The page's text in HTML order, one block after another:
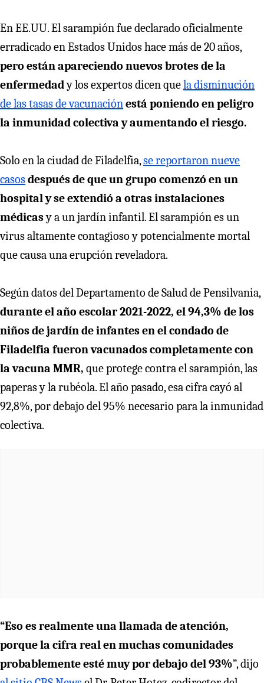
En EE.UU. El sarampión fue declarado oficialmente
erradicado en Estados Unidos hace más de 20 años,
pero están apareciendo nuevos brotes de la
enfermedady los expertos dicen quela disminución
de las tasas de vacunación está poniendo en peligro
la inmunidad colectiva y aumentando el riesgo.
Solo en la ciudad de Filadelfia,se reportaron nueve
casosdespués de que un grupo comenzó en un
hospital y se extendió a otras instalaciones
médicasy a un jardín infantil. El sarampión es un
virus altamente contagioso y potencialmente mortal
que causa una erupción reveladora.
Según datos del Departamento de Salud de Pensilvania,
durante el año escolar 2021-2022, el 94,3% de los
niños de jardín de infantes en el condado de
Filadelfia fueron vacunados completamente con
la vacuna MMR, que protege contra el sarampión, las
paperas y la rubéola. El año pasado, esa cifra cayó al
92,8%, por debajo del 95% necesario para la inmunidad
colectiva.
“Eso es realmente una llamada de atención,
porque la cifra real en muchas comunidades
probablemente esté muy por debajo del 93%”, dijo